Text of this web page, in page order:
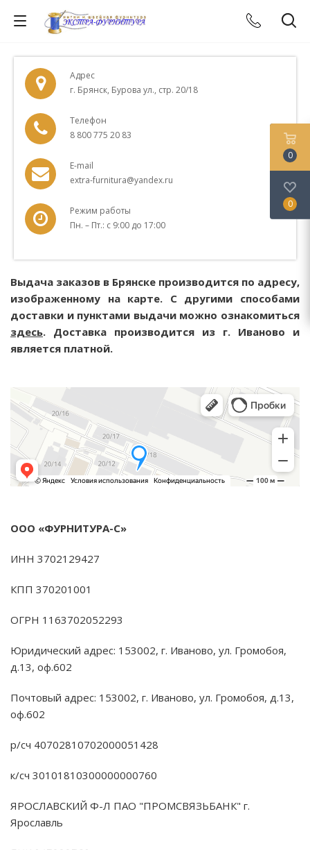
Адрес
г. Брянск, Бурова ул., стр. 20/18
Телефон
8 800 775 20 83
E-mail
extra-furnitura@yandex.ru
Режим работы
Пн. – Пт.: с 9:00 до 17:00
Выдача заказов в Брянске производится по адресу,
изображенному на карте. С другими способами
доставки и пунктами выдачи можно ознакомиться
здесь. Доставка производится из г. Иваново и
является платной.
ООО «ФУРНИТУРА-С»
ИНН 3702129427
КПП 370201001
ОГРН 1163702052293
Юридический адрес: 153002, г. Иваново, ул. Громобоя,
д.13, оф.602
Почтовый адрес: 153002, г. Иваново, ул. Громобоя, д.13,
оф.602
р/сч 40702810702000051428
к/сч 30101810300000000760
ЯРОСЛАВСКИЙ Ф-Л ПАО "ПРОМСВЯЗЬБАНК" г.
Ярославль
0
0